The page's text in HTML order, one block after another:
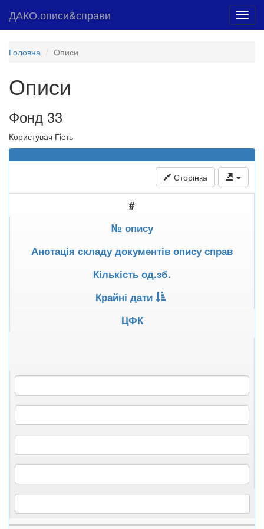
ДАКО.описи&справи
Головна Описи
Описи
Фонд 33
Користувач Гість
Сторінка
#
№ опису
Анотація складу документів опису справ
Кількість од.зб.
Крайні дати
ЦФК